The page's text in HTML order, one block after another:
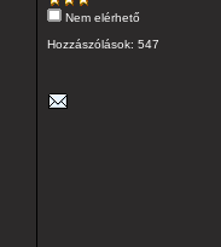
Nem elérhető
Hozzászólások: 547